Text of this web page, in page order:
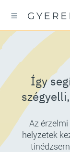
Így
Az
helyzetek